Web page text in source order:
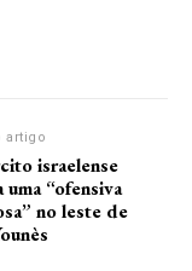
artigo
israelense
uma “ofensiva
no leste de